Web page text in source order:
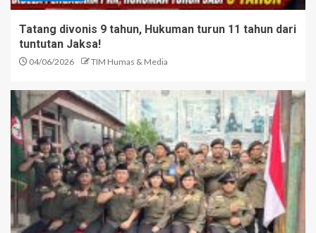
Tatang divonis 9 tahun, Hukuman turun 11 tahun dari
tuntutan Jaksa!
04/06/2026 TIM Humas & Media